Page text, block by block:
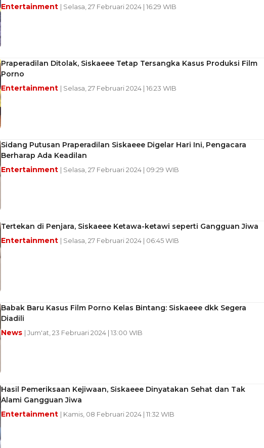
Entertainment | Selasa, 27 Februari 2024 | 16:29 WIB
Praperadilan Ditolak, Siskaeee Tetap Tersangka Kasus Produksi Film
Porno
Entertainment | Selasa, 27 Februari 2024 | 16:23 WIB
Sidang Putusan Praperadilan Siskaeee Digelar Hari Ini, Pengacara
Berharap Ada Keadilan
Entertainment | Selasa, 27 Februari 2024 | 09:29 WIB
Tertekan di Penjara, Siskaeee Ketawa-ketawi seperti Gangguan Jiwa
Entertainment | Selasa, 27 Februari 2024 | 06:45 WIB
Babak Baru Kasus Film Porno Kelas Bintang: Siskaeee dkk Segera
Diadili
News | Jum'at, 23 Februari 2024 | 13:00 WIB
Hasil Pemeriksaan Kejiwaan, Siskaeee Dinyatakan Sehat dan Tak
Alami Gangguan Jiwa
Entertainment | Kamis, 08 Februari 2024 | 11:32 WIB